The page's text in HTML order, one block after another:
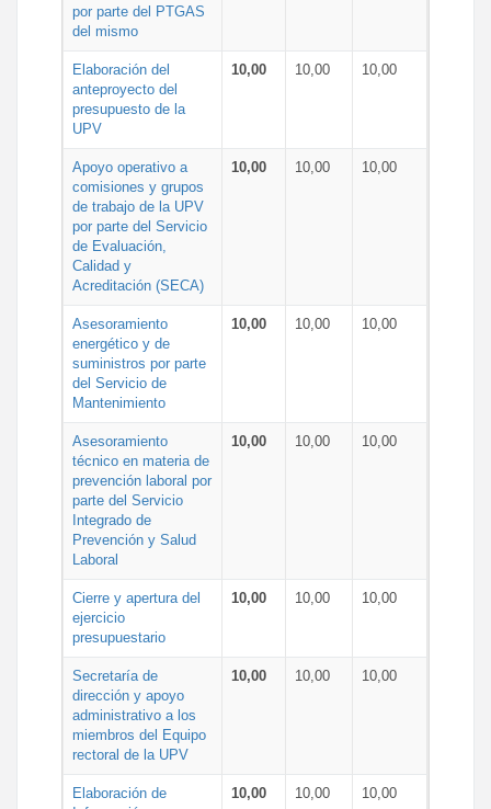
por parte del PTGAS
del mismo
Elaboración del
anteproyecto del
presupuesto de la
UPV
10,00 10,00 10,00
Apoyo operativo a
comisiones y grupos
de trabajo de la UPV
por parte del Servicio
de Evaluación,
Calidad y
Acreditación (SECA)
10,00 10,00 10,00
Asesoramiento
energético y de
suministros por parte
del Servicio de
Mantenimiento
10,00 10,00 10,00
Asesoramiento
técnico en materia de
prevención laboral por
parte del Servicio
Integrado de
Prevención y Salud
Laboral
10,00 10,00 10,00
Cierre y apertura del
ejercicio
presupuestario
10,00 10,00 10,00
Secretaría de
dirección y apoyo
administrativo a los
miembros del Equipo
rectoral de la UPV
10,00 10,00 10,00
Elaboración de
10,00 10,00 10,00